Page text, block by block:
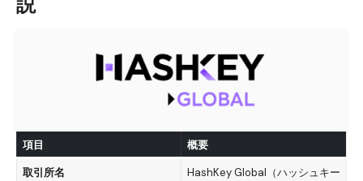
項目 概要
取引所名
HashKey Global（ハッシュキー